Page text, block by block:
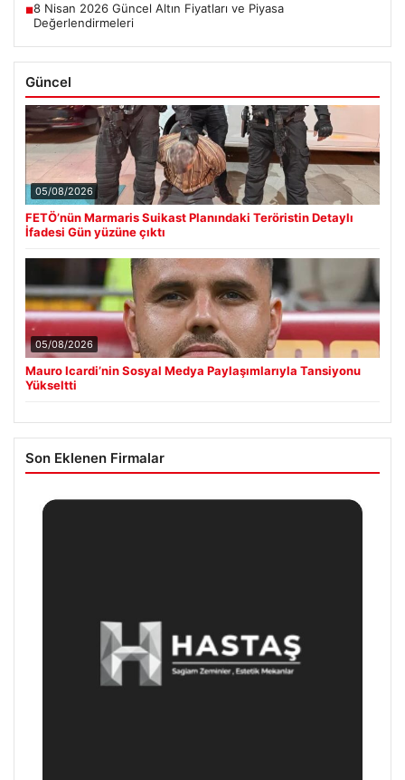
■8 Nisan 2026 Güncel Altın Fiyatları ve Piyasa
Değerlendirmeleri
Güncel
05/08/2026
FETÖ’nün Marmaris Suikast Planındaki Teröristin Detaylı
İfadesi Gün yüzüne çıktı
05/08/2026
Mauro Icardi’nin Sosyal Medya Paylaşımlarıyla Tansiyonu
Yükseltti
Son Eklenen Firmalar